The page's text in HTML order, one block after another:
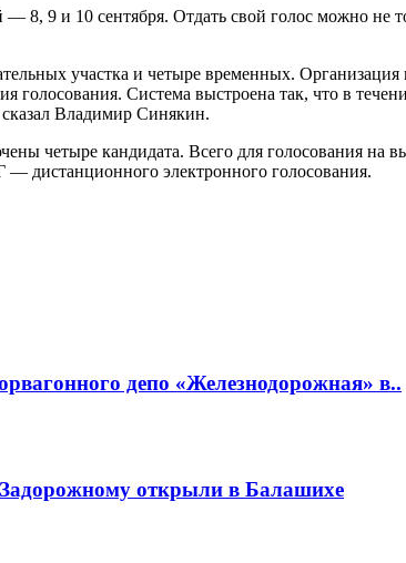
— 8, 9 и 10 сентября. Отдать свой голос можно
участка и четыре временных.
голосования. Система выстроена так, что в
Владимир Синякин.
четыре кандидата. Всего для голосования на
дистанционного электронного голосования.
депо «Железнодорожная» в..
открыли в Балашихе